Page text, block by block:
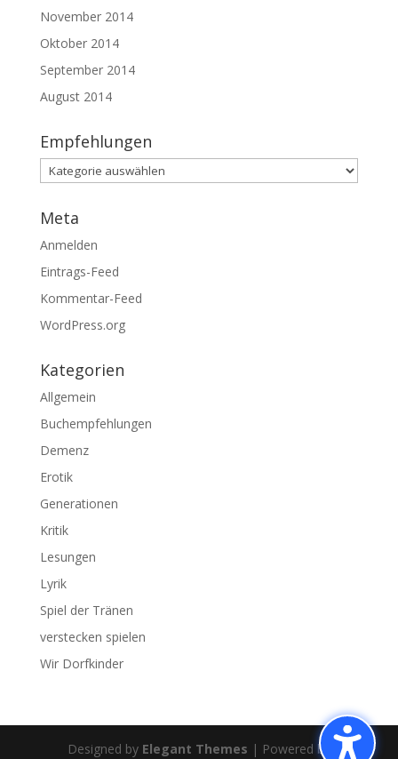
November 2014
Oktober 2014
September 2014
August 2014
Empfehlungen
Empfehlungen
Meta
Anmelden
Eintrags-Feed
Kommentar-Feed
WordPress.org
Kategorien
Allgemein
Buchempfehlungen
Demenz
Erotik
Generationen
Kritik
Lesungen
Lyrik
Spiel der Tränen
verstecken spielen
Wir Dorfkinder
Designed by Elegant Themes | Powered by